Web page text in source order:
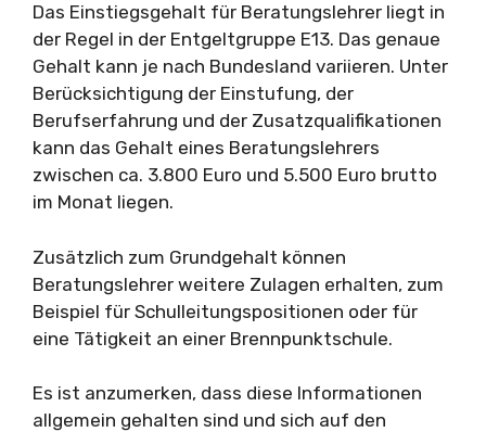
Das Einstiegsgehalt für Beratungslehrer liegt in
der Regel in der Entgeltgruppe E13. Das genaue
Gehalt kann je nach Bundesland variieren. Unter
Berücksichtigung der Einstufung, der
Berufserfahrung und der Zusatzqualifikationen
kann das Gehalt eines Beratungslehrers
zwischen ca. 3.800 Euro und 5.500 Euro brutto
im Monat liegen.
Zusätzlich zum Grundgehalt können
Beratungslehrer weitere Zulagen erhalten, zum
Beispiel für Schulleitungspositionen oder für
eine Tätigkeit an einer Brennpunktschule.
Es ist anzumerken, dass diese Informationen
allgemein gehalten sind und sich auf den